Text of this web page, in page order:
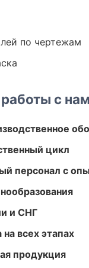
по чертежам
с
цикл
персонал с
и СНГ
всех этапах
продукция